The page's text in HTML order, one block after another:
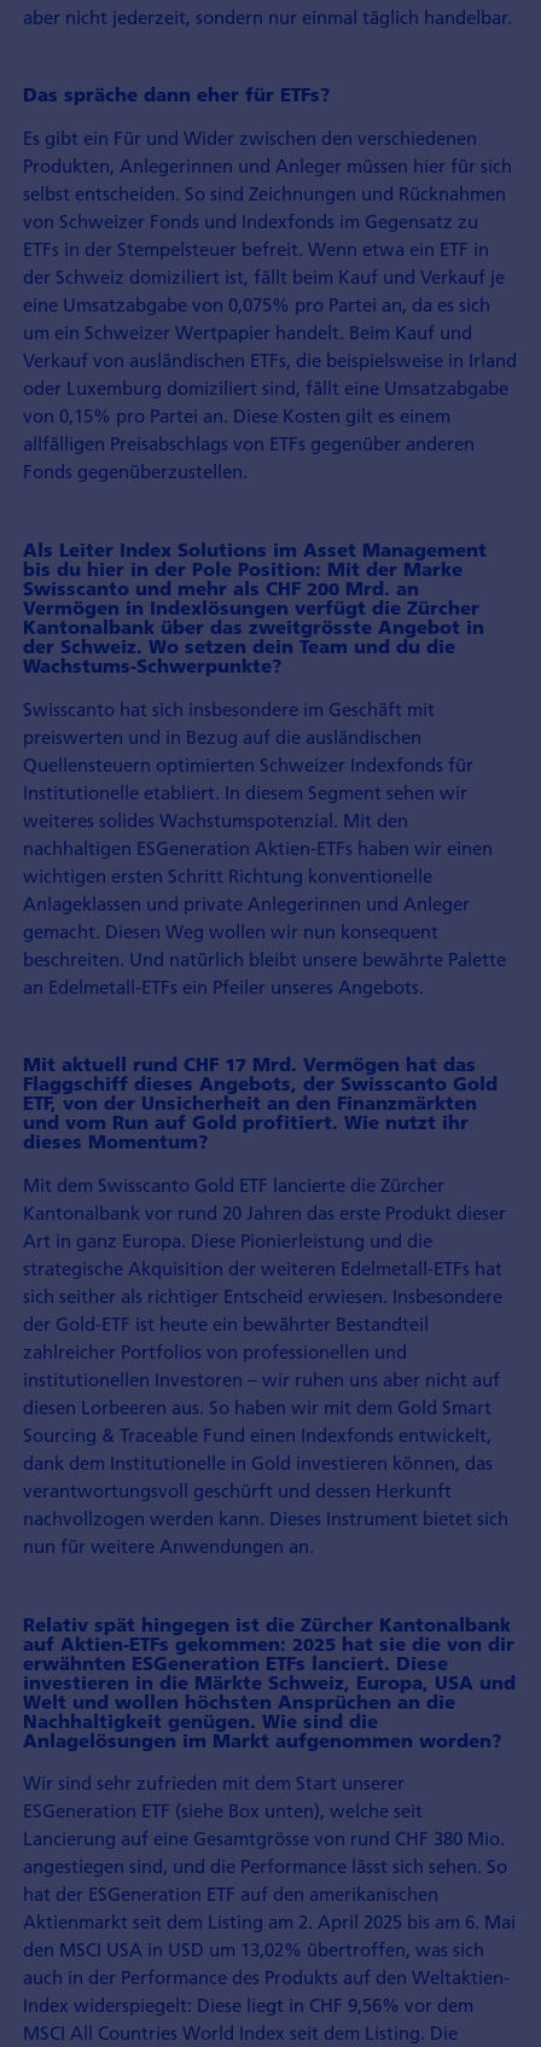
aber nicht jederzeit, sondern nur einmal täglich handelbar.
Das spräche dann eher für ETFs?
Es gibt ein Für und Wider zwischen den verschiedenen
Produkten, Anlegerinnen und Anleger müssen hier für sich
selbst entscheiden. So sind Zeichnungen und Rücknahmen
von Schweizer Fonds und Indexfonds im Gegensatz zu
ETFs in der Stempelsteuer befreit. Wenn etwa ein ETF in
der Schweiz domiziliert ist, fällt beim Kauf und Verkauf je
eine Umsatzabgabe von 0,075% pro Partei an, da es sich
um ein Schweizer Wertpapier handelt. Beim Kauf und
Verkauf von ausländischen ETFs, die beispielsweise in Irland
oder Luxemburg domiziliert sind, fällt eine Umsatzabgabe
von 0,15% pro Partei an. Diese Kosten gilt es einem
allfälligen Preisabschlags von ETFs gegenüber anderen
Fonds gegenüberzustellen.
Als Leiter Index Solutions im Asset Management
bis du hier in der Pole Position: Mit der Marke
Swisscanto und mehr als CHF 200 Mrd. an
Vermögen in Indexlösungen verfügt die Zürcher
Kantonalbank über das zweitgrösste Angebot in
der Schweiz. Wo setzen dein Team und du die
Wachstums-Schwerpunkte?
Swisscanto hat sich insbesondere im Geschäft mit
preiswerten und in Bezug auf die ausländischen
Quellensteuern optimierten Schweizer Indexfonds für
Institutionelle etabliert. In diesem Segment sehen wir
weiteres solides Wachstumspotenzial. Mit den
nachhaltigen ESGeneration Aktien-ETFs haben wir einen
wichtigen ersten Schritt Richtung konventionelle
Anlageklassen und private Anlegerinnen und Anleger
gemacht. Diesen Weg wollen wir nun konsequent
beschreiten. Und natürlich bleibt unsere bewährte Palette
an Edelmetall-ETFs ein Pfeiler unseres Angebots.
Mit aktuell rund CHF 17 Mrd. Vermögen hat das
Flaggschiff dieses Angebots, der Swisscanto Gold
ETF, von der Unsicherheit an den Finanzmärkten
und vom Run auf Gold profitiert. Wie nutzt ihr
dieses Momentum?
Mit dem Swisscanto Gold ETF lancierte die Zürcher
Kantonalbank vor rund 20 Jahren das erste Produkt dieser
Art in ganz Europa. Diese Pionierleistung und die
strategische Akquisition der weiteren Edelmetall-ETFs hat
sich seither als richtiger Entscheid erwiesen. Insbesondere
der Gold-ETF ist heute ein bewährter Bestandteil
zahlreicher Portfolios von professionellen und
institutionellen Investoren – wir ruhen uns aber nicht auf
diesen Lorbeeren aus. So haben wir mit dem Gold Smart
Sourcing & Traceable Fund einen Indexfonds entwickelt,
dank dem Institutionelle in Gold investieren können, das
verantwortungsvoll geschürft und dessen Herkunft
nachvollzogen werden kann. Dieses Instrument bietet sich
nun für weitere Anwendungen an.
Relativ spät hingegen ist die Zürcher Kantonalbank
auf Aktien-ETFs gekommen: 2025 hat sie die von dir
erwähnten ESGeneration ETFs lanciert. Diese
investieren in die Märkte Schweiz, Europa, USA und
Welt und wollen höchsten Ansprüchen an die
Nachhaltigkeit genügen. Wie sind die
Anlagelösungen im Markt aufgenommen worden?
Wir sind sehr zufrieden mit dem Start unserer
ESGeneration ETF (siehe Box unten), welche seit
Lancierung auf eine Gesamtgrösse von rund CHF 380 Mio.
angestiegen sind, und die Performance lässt sich sehen. So
hat der ESGeneration ETF auf den amerikanischen
Aktienmarkt seit dem Listing am 2. April 2025 bis am 6. Mai
den MSCI USA in USD um 13,02% übertroffen, was sich
auch in der Performance des Produkts auf den Weltaktien-
Index widerspiegelt: Diese liegt in CHF 9,56% vor dem
MSCI All Countries World Index seit dem Listing. Die